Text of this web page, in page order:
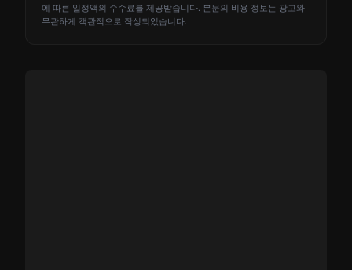
에 따른 일정액의 수수료를 제공받습니다. 본문의 비용 정보는 광고와
무관하게 객관적으로 작성되었습니다.